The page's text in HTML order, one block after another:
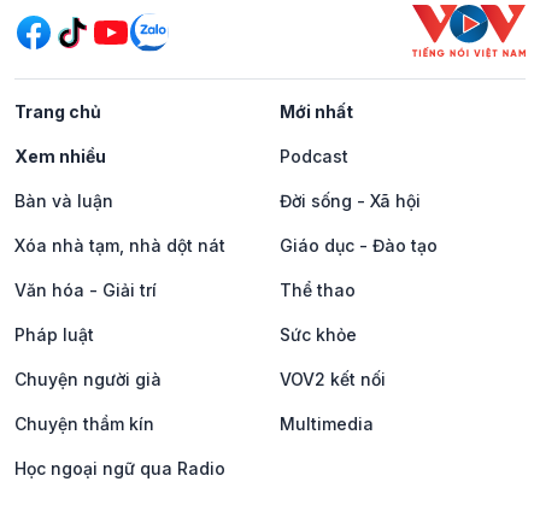
Trang chủ Mới nhất
Xem nhiều Podcast
Bàn và luận Đời sống - Xã hội
Xóa nhà tạm, nhà dột nát Giáo dục - Đào tạo
Văn hóa - Giải trí Thể thao
Pháp luật Sức khỏe
Chuyện người già VOV2 kết nối
Chuyện thầm kín Multimedia
Học ngoại ngữ qua Radio